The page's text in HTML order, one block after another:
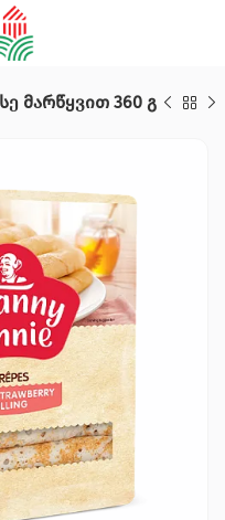
მარწყვით 360 გ